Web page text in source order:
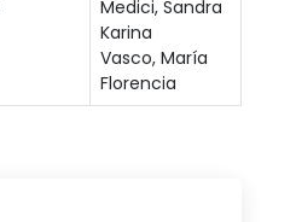
Medici, Sandra
Karina
Vasco, María
Florencia